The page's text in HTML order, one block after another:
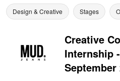
Design & Creative Stages
Creative
Internship
September